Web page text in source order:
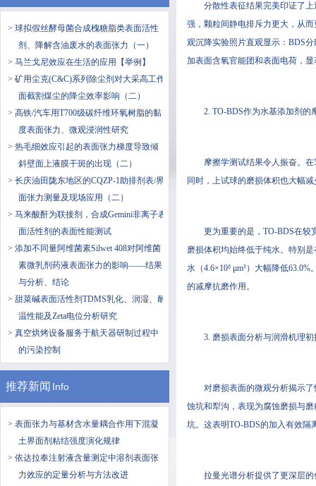
> 球拟假丝酵母菌合成槐糖脂类表面活性
剂、降解含油废水的表面张力（一）
> ​马兰戈尼效应在生活的应用【举例】
> 矿用尘克(C&C)系列除尘剂对大采高工作
面截割煤尘的降尘效率影响（二）
> 高铁/汽车用T700级碳纤维环氧树脂的黏
度表面张力、微观浸润性研究
> 热毛细效应引起的表面张力梯度导致倾
斜壁面上液膜干斑的出现（二）
> 长庆油田陇东地区的CQZP-1助排剂表/界
面张力测量及现场应用（二）
> 马来酸酐为联接剂，合成Gemini非离子表
面活性剂的表面性能测试
> 添加不同量阿维菌素Silwet 408对阿维菌
素微乳剂药液表面张力的影响——结果
与分析、结论
> 甜菜碱表面活性剂TDMS乳化、润湿、耐
温性能及Zeta电位分析研究
> 真空烘烤设备服务于航天器研制过程中
的污染控制
推荐新闻 Info
> 表面张力与基材含水量耦合作用下混凝
土界面剂粘结强度演化规律
> 依达拉奉注射液含量测定中溶剂表面张
力效应的定量分析与方法改进
分散性表征结果完美印证了
强，颗粒间静电排斥力更大，从
观沉降实验照片直观显示：BDS
加表面含氧官能团和表面电荷，
2. TO-BDS作为水基添加剂的
摩擦学测试结果令人振奋。
同时，上试球的磨损体积也大幅
更为重要的是，TO-BDS在较
磨损体积均始终低于纯水。特别是
水（4.6×10⁶ μm³）大幅降低
的减摩抗磨作用。
3. 磨损表面分析与润滑机理初
对磨损表面的微观分析揭示
蚀坑和犁沟，表现为腐蚀磨损与
坑。这表明TO-BDS的加入有效
拉曼光谱分析提供了更深层